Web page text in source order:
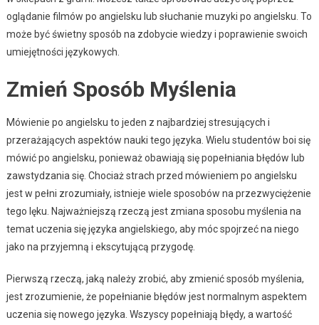
oglądanie filmów po angielsku lub słuchanie muzyki po angielsku. To
może być świetny sposób na zdobycie wiedzy i poprawienie swoich
umiejętności językowych.
Zmień Sposób Myślenia
Mówienie po angielsku to jeden z najbardziej stresujących i
przerażających aspektów nauki tego języka. Wielu studentów boi się
mówić po angielsku, ponieważ obawiają się popełniania błędów lub
zawstydzania się. Chociaż strach przed mówieniem po angielsku
jest w pełni zrozumiały, istnieje wiele sposobów na przezwyciężenie
tego lęku. Najważniejszą rzeczą jest zmiana sposobu myślenia na
temat uczenia się języka angielskiego, aby móc spojrzeć na niego
jako na przyjemną i ekscytującą przygodę.
Pierwszą rzeczą, jaką należy zrobić, aby zmienić sposób myślenia,
jest zrozumienie, że popełnianie błędów jest normalnym aspektem
uczenia się nowego języka. Wszyscy popełniają błędy, a wartość